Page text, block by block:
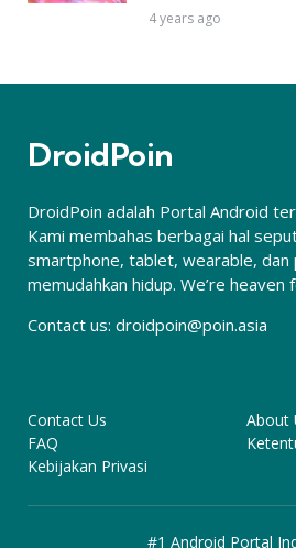
4 years ago
DroidPoin
DroidPoin adalah Portal Android
Kami membahas berbagai hal
smartphone, tablet, wearable, dan
memudahkan hidup. We’re heaven
Contact us: droidpoin@poin.asia
Contact Us
About
FAQ
Kebijakan Privasi
#1 Android Portal